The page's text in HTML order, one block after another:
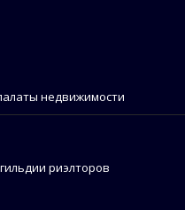
недвижимости
риэлторов